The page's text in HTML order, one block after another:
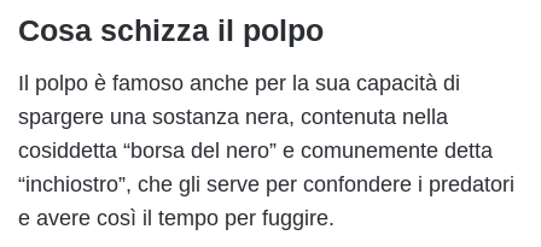
Cosa schizza il polpo
Il polpo è famoso anche per la sua capacità di
spargere una sostanza nera, contenuta nella
cosiddetta “borsa del nero” e comunemente detta
“inchiostro”, che gli serve per confondere i predatori
e avere così il tempo per fuggire.